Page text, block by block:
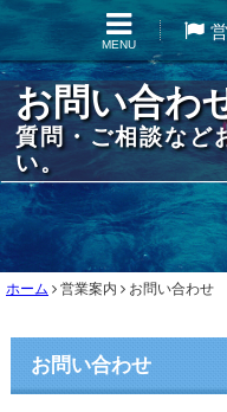
MENU
お問い合わ
質問・ご相談など
い。
ホーム 営業案内 お問い合わせ
お問い合わせ